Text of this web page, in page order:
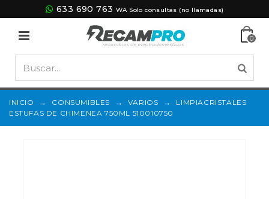
633 690 763 WA Solo consultas (no llamadas)
0
INICIO → CONSUMIBLES → VARIOS →
LIMPIACRISTALES
ESTUFAS DE CHIMENEA 750ML 510010750